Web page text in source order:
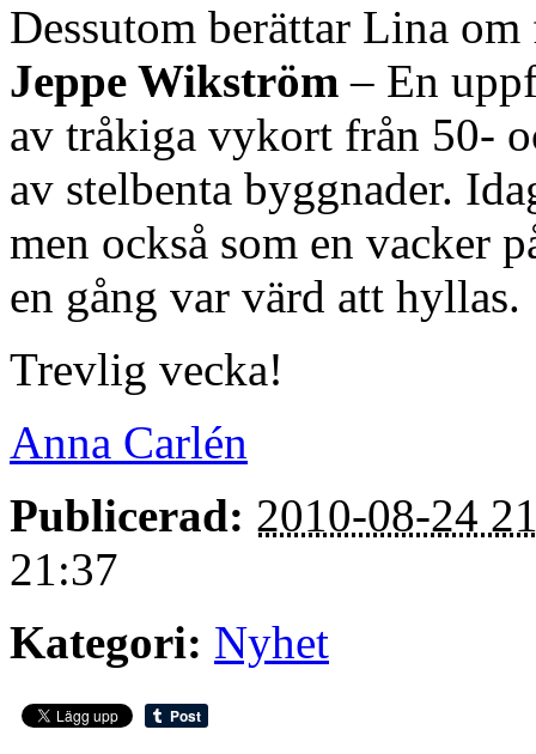
Dessutom berättar Lina
Jeppe Wikström – En
av tråkiga vykort från 50-
av stelbenta byggnader.
men också som en vacker
en gång var värd att hyllas.
Trevlig vecka!
Anna Carlén
Publicerad: 2010-08-24
21:37
Kategori: Nyhet